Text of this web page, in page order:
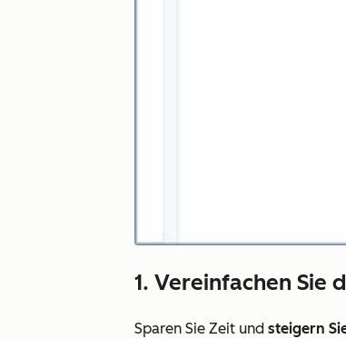
1. Vereinfachen Sie
Sparen Sie Zeit und steigern